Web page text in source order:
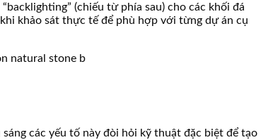
(chiếu từ phía sau) cho các khối đá
khảo sát thực tế để phù hợp với từng dự án cụ
các yếu tố này đòi hỏi kỹ thuật đặc biệt để tạo